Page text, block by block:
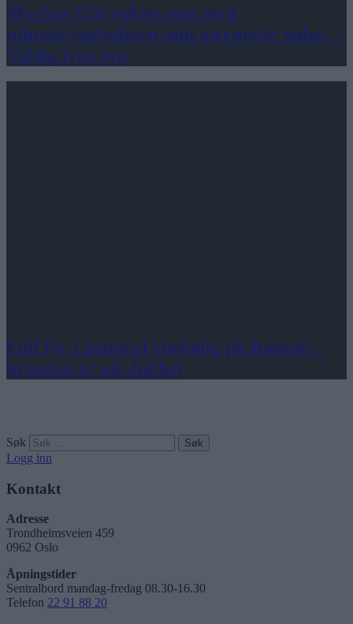
Markus (25) vokste opp med
uthuset/eneboligen som nærmeste nabo: –
Veldig trist syn
Full fyr i gammel enebolig på Romsås –
brannen er nå slukket
Søk
Logg inn
Kontakt
Adresse
Trondheimsveien 459
0962 Oslo
Åpningstider
Sentralbord mandag-fredag 08.30-16.30
Telefon 22 91 88 20